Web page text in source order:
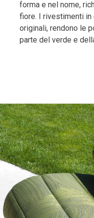
forma e nel nome,
fiore. I rivestimenti
originali, rendono le
parte del verde e